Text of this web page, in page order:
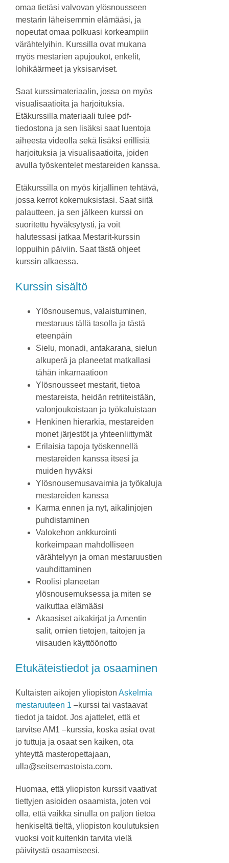
omaa tietäsi valvovan ylösnousseen
mestarin läheisemmin elämääsi, ja
nopeutat omaa polkuasi korkeampiin
värähtelyihin. Kurssilla ovat mukana
myös mestarien apujoukot, enkelit,
lohikäärmeet ja yksisarviset.
Saat kurssimateriaalin, jossa on myös
visualisaatioita ja harjoituksia.
Etäkurssilla materiaali tulee pdf-
tiedostona ja sen lisäksi saat luentoja
aiheesta videolla sekä lisäksi erillisiä
harjoituksia ja visualisaatioita, joiden
avulla työskentelet mestareiden kanssa.
Etäkurssilla on myös kirjallinen tehtävä,
jossa kerrot kokemuksistasi. Saat siitä
palautteen, ja sen jälkeen kurssi on
suoritettu hyväksytysti, ja voit
halutessasi jatkaa Mestarit-kurssin
loppuihin päiviin. Saat tästä ohjeet
kurssin alkaessa.
Kurssin sisältö
Ylösnousemus, valaistuminen,
mestaruus tällä tasolla ja tästä
eteenpäin
Sielu, monadi, antakarana, sielun
alkuperä ja planeetat matkallasi
tähän inkarnaatioon
Ylösnousseet mestarit, tietoa
mestareista, heidän retriiteistään,
valonjoukoistaan ja työkaluistaan
Henkinen hierarkia, mestareiden
monet järjestöt ja yhteenliittymät
Erilaisia tapoja työskennellä
mestareiden kanssa itsesi ja
muiden hyväksi
Ylösnousemusavaimia ja työkaluja
mestareiden kanssa
Karma ennen ja nyt, aikalinjojen
puhdistaminen
Valokehon ankkurointi
korkeimpaan mahdolliseen
värähtelyyn ja oman mestaruustien
vauhdittaminen
Roolisi planeetan
ylösnousemuksessa ja miten se
vaikuttaa elämääsi
Akaasiset aikakirjat ja Amentin
salit, omien tietojen, taitojen ja
viisauden käyttöönotto
Etukäteistiedot ja osaaminen
Kultaisten aikojen yliopiston Askelmia
mestaruuteen 1 –kurssi tai vastaavat
tiedot ja taidot. Jos ajattelet, että et
tarvitse AM1 –kurssia, koska asiat ovat
jo tuttuja ja osaat sen kaiken, ota
yhteyttä masteropettajaan,
ulla@seitsemastoista.com.
Huomaa, että yliopiston kurssit vaativat
tiettyjen asioiden osaamista, joten voi
olla, että vaikka sinulla on paljon tietoa
henkiseltä tieltä, yliopiston koulutuksien
vuoksi voit kuitenkin tarvita vielä
päivitystä osaamiseesi.